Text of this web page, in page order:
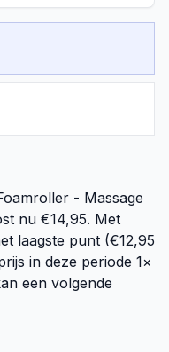
- Massage
nu €14,95. Met
laagste punt (€12,95
in deze periode 1×
een volgende